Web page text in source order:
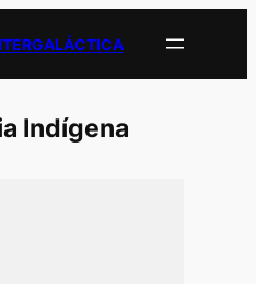
Indígena